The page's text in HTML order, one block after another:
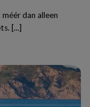
dan alleen
[...]